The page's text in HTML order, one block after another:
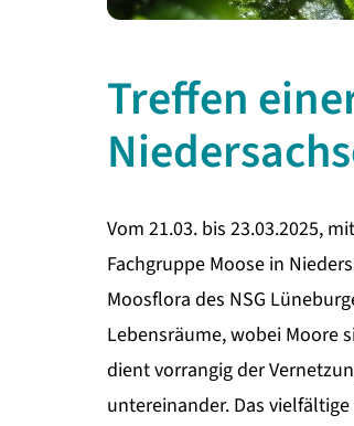
Treffen
Vom 21.03. bis 23.03.2025,
Fachgruppe Moose in
Moosflora des NSG
Lebensräume, wobei Moore
dient vorrangig der
untereinander. Das